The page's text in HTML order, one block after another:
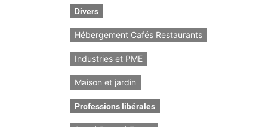
Divers
Hébergement Cafés Restaurants
Industries et PME
Maison et jardin
Professions libérales